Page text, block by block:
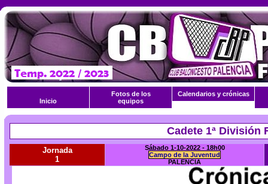
Inicio
Fotos de los
equipos
Calendarios y crónicas
Cadete 1ª División
Jornada
1
Sábado 1-10-2022 - 18h00
Campo de la Juventud
PALENCIA